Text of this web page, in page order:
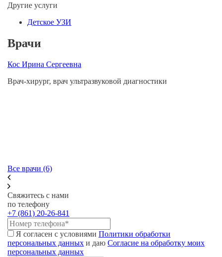
Другие услуги
Детское УЗИ
Врачи
Кос Ирина Сергеевна
Врач-хирург, врач ультразвуковой диагностики
Все врачи (6)
Свяжитесь с нами
по телефону
+7 (861) 20-26-841
Я согласен с условиями Политики обработки
персональных данных и даю Согласие на обработку моих
персональных данных